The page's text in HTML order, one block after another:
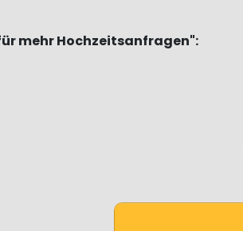
mehr Hochzeitsanfragen":